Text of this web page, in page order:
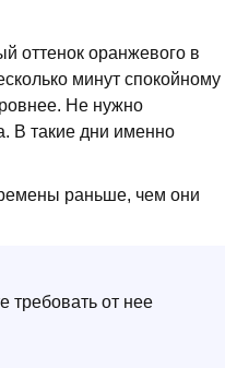
оттенок оранжевого в
минут спокойному
Не нужно
В такие дни именно
раньше, чем они
требовать от нее